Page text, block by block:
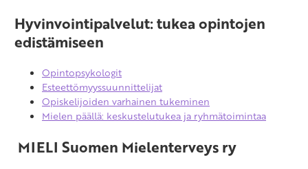
Hyvinvointipalvelut: tukea opintojen
edistämiseen
Opintopsykologit
Esteettömyyssuunnittelijat
Opiskelijoiden varhainen tukeminen
Mielen päällä: keskustelutukea ja ryhmätoimintaa
MIELI Suomen Mielenterveys ry